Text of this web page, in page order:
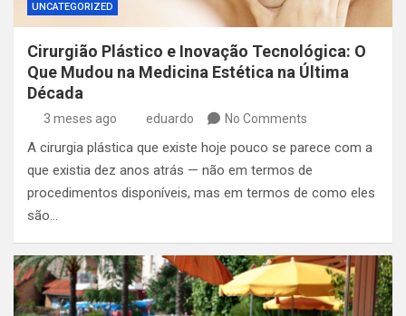
UNCATEGORIZED
Cirurgião Plástico e Inovação Tecnológica: O
Que Mudou na Medicina Estética na Última
Década
3 meses ago eduardo No Comments
A cirurgia plástica que existe hoje pouco se parece com a
que existia dez anos atrás — não em termos de
procedimentos disponíveis, mas em termos de como eles
são…